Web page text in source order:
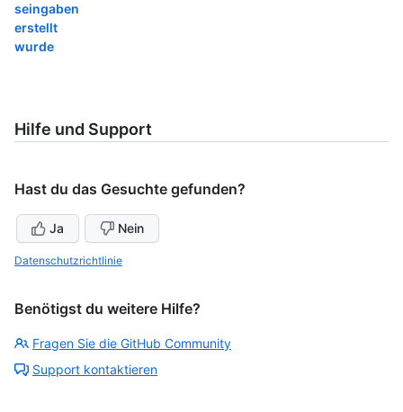
seingaben
erstellt
wurde
Hilfe und Support
Hast du das Gesuchte gefunden?
Ja Nein
Datenschutzrichtlinie
Benötigst du weitere Hilfe?
Fragen Sie die GitHub Community
Support kontaktieren